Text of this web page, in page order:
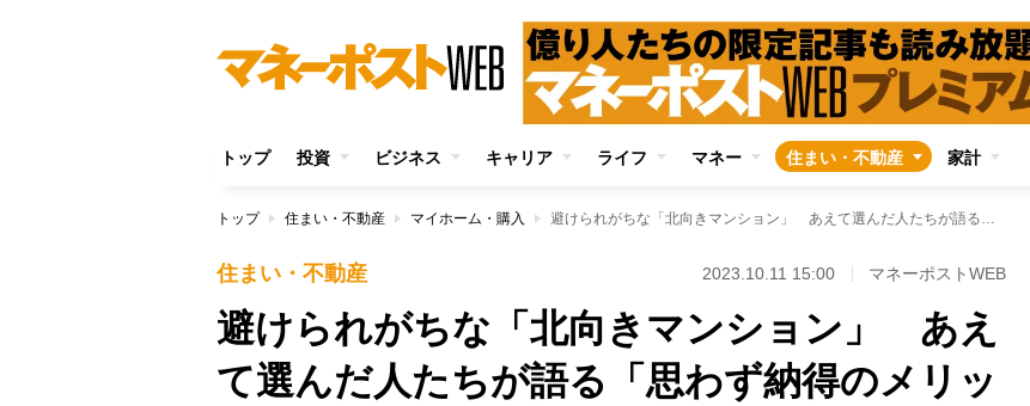
トップ 投資 ビジネス キャリア ライフ マネー 住まい・不動産 家計
トップ 住まい・不動産 マイホーム・購入 避けられがちな「北向きマンション」 あえて選んだ人たちが語る「思わず納得のメリット」
住まい・不動産 2023.10.11 15:00 マネーポストWEB
避けられがちな「北向きマンション」 あえ
て選んだ人たちが語る「思わず納得のメリッ